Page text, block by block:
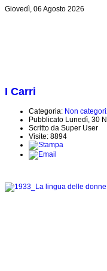
Giovedì, 06 Agosto 2026
I Carri
Categoria: Non
Pubblicato Lunedì, 30
Scritto da Super User
Visite: 8894